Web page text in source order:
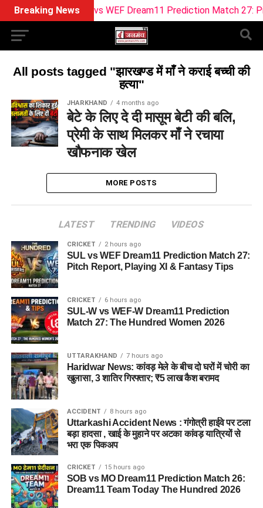
Breaking NewsSUL vs WEF Dream11 Prediction Match 27:
All posts tagged "झारखण्ड में माँ ने कराई बच्ची की
हत्या"
JHARKHAND 4 months ago
बेटे के लिए दे दी मासूम बेटी की बलि,
प्रेमी के साथ मिलकर माँ ने रचाया
खौफनाक खेल
MORE POSTS
LATEST TRENDING VIDEOS
CRICKET 2 hours ago
SUL vs WEF Dream11 Prediction Match 27:
Pitch Report, Playing XI & Fantasy Tips
CRICKET 6 hours ago
SUL-W vs WEF-W Dream11 Prediction
Match 27: The Hundred Women 2026
UTTARAKHAND 7 hours ago
Haridwar News: कांवड़ मेले के बीच दो घरों में चोरी का
खुलासा, 3 शातिर गिरफ्तार; ₹5 लाख कैश बरामद
ACCIDENT 8 hours ago
Uttarkashi Accident News : गंगोत्री हाईवे पर टला
बड़ा हादसा , खाई के मुहाने पर अटका कांवड़ यात्रियों से
भरा एक पिकअप
CRICKET 15 hours ago
SOB vs MO Dream11 Prediction Match 26:
Dream11 Team Today The Hundred 2026